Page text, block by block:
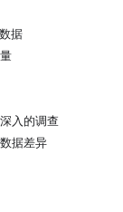
据
入的调查
据差异